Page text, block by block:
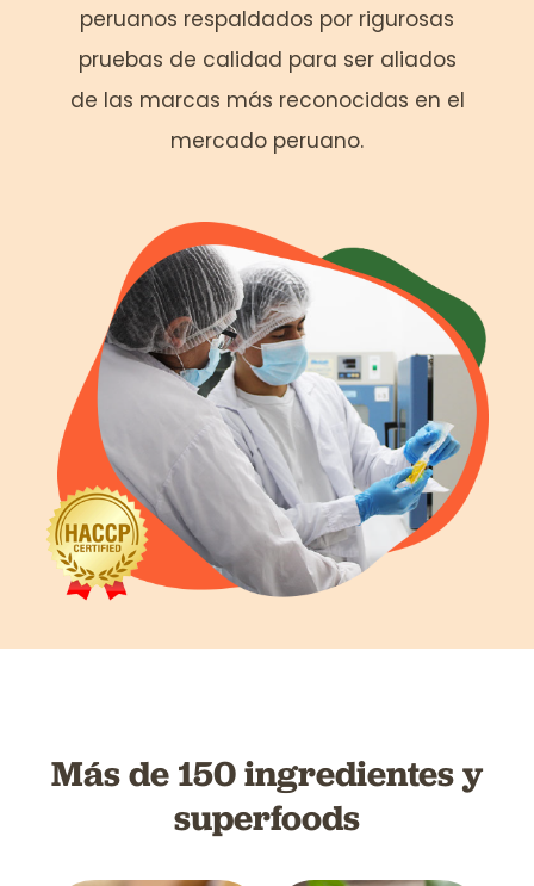
peruanos respaldados por rigurosas
pruebas de calidad para ser aliados
de las marcas más reconocidas en el
mercado peruano.
Más de 150 ingredientes y
superfoods